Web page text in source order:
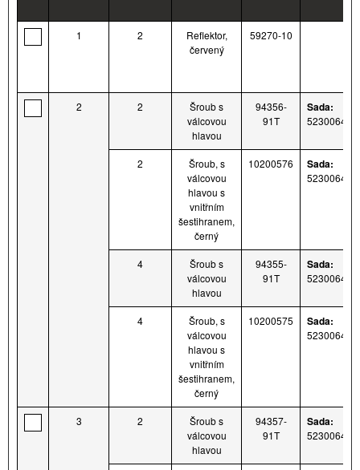
1 2
Reflektor,
červený
59270-10
2 2
Šroub s
válcovou
hlavou
94356-
91T
Sada:
52300643
2
Šroub, s
válcovou
hlavou s
vnitřním
šestihranem,
černý
10200576 Sada:
52300644
4
Šroub s
válcovou
hlavou
94355-
91T
Sada:
52300645
4
Šroub, s
válcovou
hlavou s
vnitřním
šestihranem,
černý
10200575 Sada:
52300646
3 2
Šroub s
válcovou
hlavou
94357-
91T
Sada:
52300643